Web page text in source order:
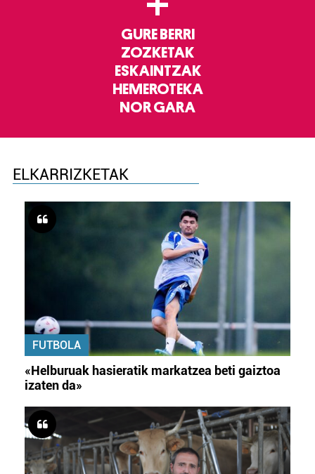
GURE BERRI
ZOZKETAK
ESKAINTZAK
HEMEROTEKA
NOR GARA
ELKARRIZKETAK
FUTBOLA
«Helburuak hasieratik markatzea beti gaiztoa
izaten da»